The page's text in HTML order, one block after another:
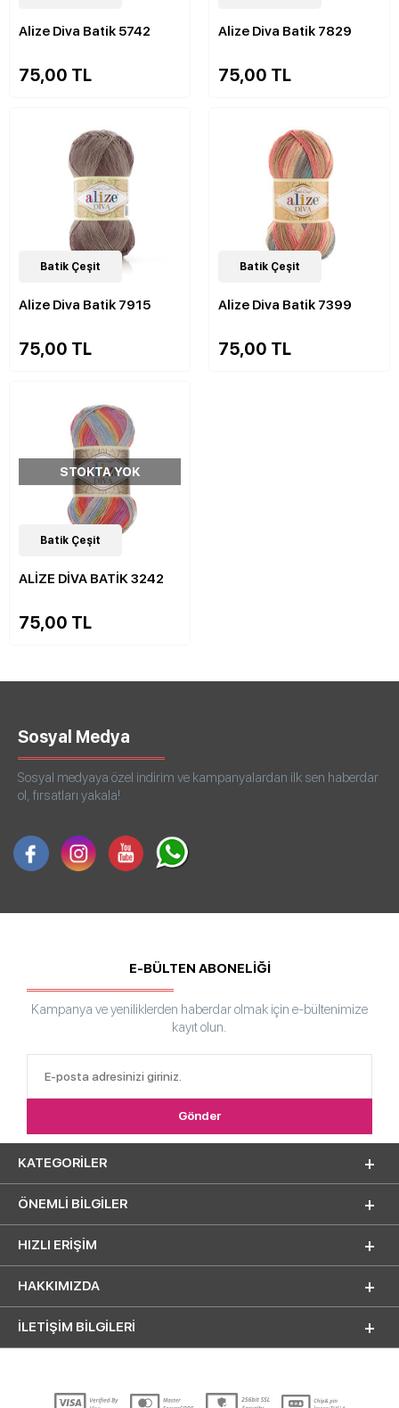
Alize Diva Batik 5742
75,00 TL
Alize Diva Batik 7829
75,00 TL
28Çeşit
Batik Çeşit
Alize Diva Batik 7915
75,00 TL
30Çeşit
Batik Çeşit
Alize Diva Batik 7399
75,00 TL
30Çeşit
STOKTA YOK
Batik Çeşit
ALİZE DİVA BATİK 3242
75,00 TL
Sosyal Medya
Sosyal medyaya özel indirim ve kampanyalardan ilk sen haberdar
ol, fırsatları yakala!
E-BÜLTEN ABONELİĞİ
Kampanya ve yeniliklerden haberdar olmak için e-bültenimize
kayıt olun.
KATEGORILER
ÖNEMLI BILGILER
HIZLI ERIŞIM
HAKKIMIZDA
İLETİŞİM BİLGİLERİ